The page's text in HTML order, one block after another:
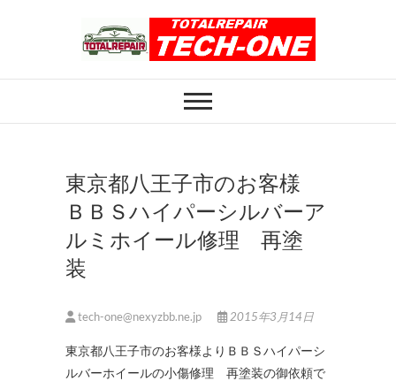
ホイール修理のト
ータルリペアテッ
クワン
東京都八王子市のお客様
ＢＢＳハイパーシルバーア
ルミホイール修理 再塗
装
tech-one@nexyzbb.ne.jp 2015年3月14日
東京都八王子市のお客様よりＢＢＳハイパーシ
ルバーホイールの小傷修理 再塗装の御依頼で